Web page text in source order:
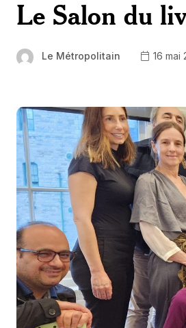
Le Salon du
Le Métropolitain 16 mai